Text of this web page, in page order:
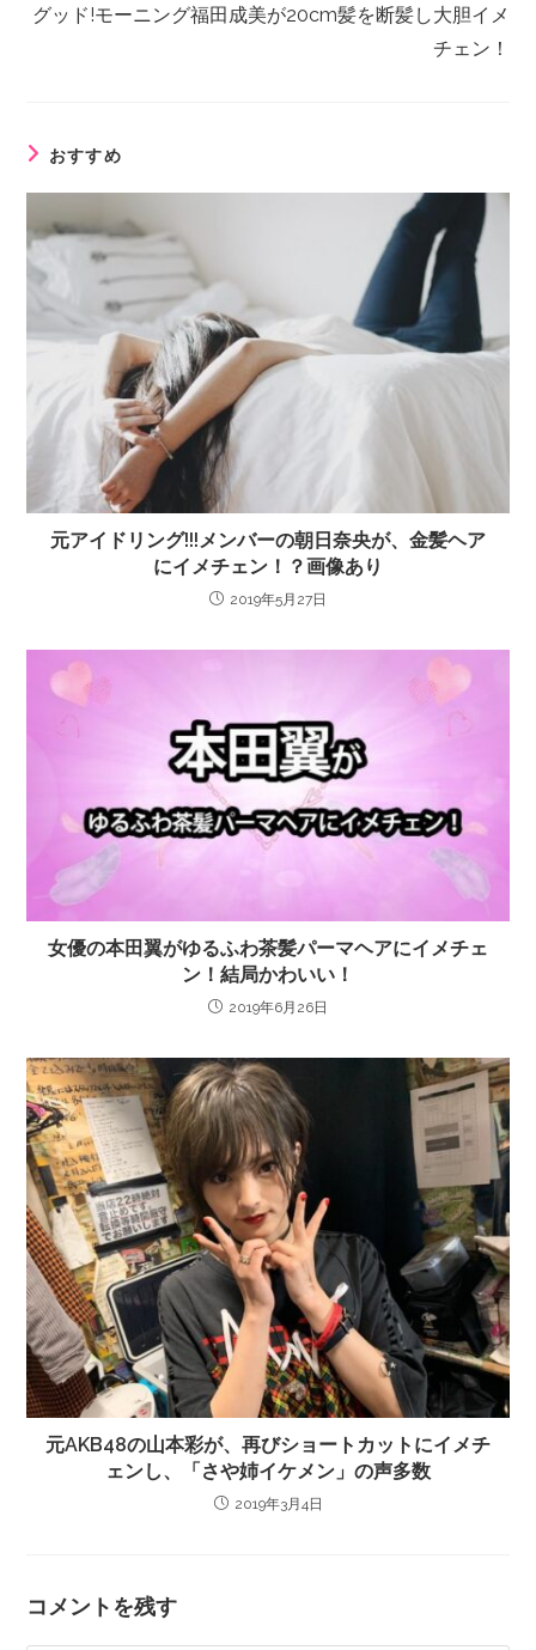
グッド!モーニング福田成美が20cm髪を断髪し大胆イメ
チェン！
おすすめ
元アイドリング!!!メンバーの朝日奈央が、金髪ヘア
にイメチェン！？画像あり
2019年5月27日
女優の本田翼がゆるふわ茶髪パーマヘアにイメチェ
ン！結局かわいい！
2019年6月26日
元AKB48の山本彩が、再びショートカットにイメチ
ェンし、「さや姉イケメン」の声多数
2019年3月4日
コメントを残す